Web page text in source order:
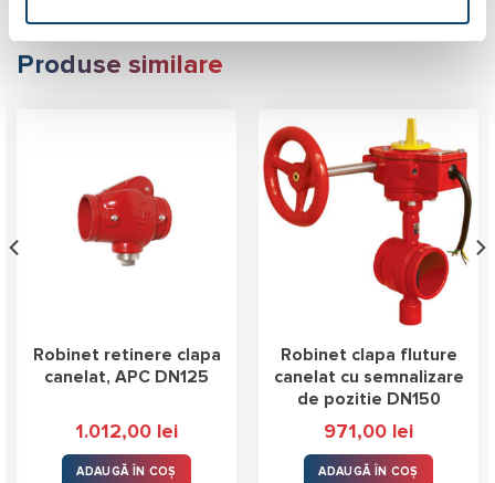
Produse similare
Robinet retinere clapa
canelat, APC DN125
1.012,00 lei
ADAUGĂ ÎN COȘ
Robinet clapa fluture
canelat cu semnalizare
de pozitie DN150
971,00 lei
ADAUGĂ ÎN COȘ